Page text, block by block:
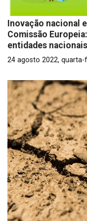
Inovação nacional
Comissão
entidades nacionais
24 agosto 2022, quarta-